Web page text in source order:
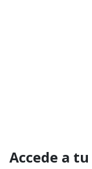
Accede a